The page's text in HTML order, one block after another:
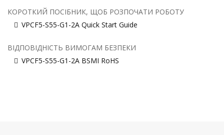
КОРОТКИЙ ПОСІБНИК, ЩОБ РОЗПОЧАТИ РОБОТУ
VPCF5-S55-G1-2A Quick Start Guide
ВІДПОВІДНІСТЬ ВИМОГАМ БЕЗПЕКИ
VPCF5-S55-G1-2A BSMI RoHS